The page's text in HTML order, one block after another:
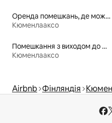
Оренда помешкань, де можна перебувати з домашніми тваринами
Кюменлааксо
Помешкання з виходом до пляжу
Кюменлааксо
Airbnb Фінляндія